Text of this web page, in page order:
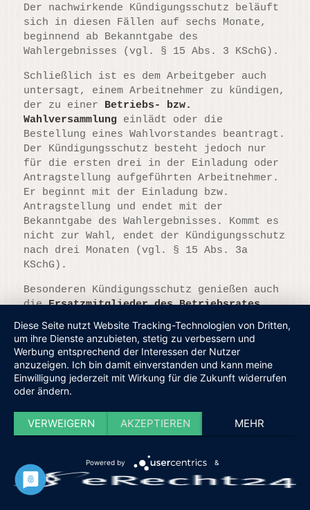
Der nachwirkende Kündigungsschutz beläuft
sich in diesen Fällen auf sechs Monate,
beginnend ab Bekanntgabe des
Wahlergebnisses (vgl. § 15 Abs. 3 KSchG).
Schließlich ist es dem Arbeitgeber auch
untersagt, einem Arbeitnehmer zu kündigen,
der zu einer Betriebs- bzw.
Wahlversammlung einlädt oder die
Bestellung eines Wahlvorstandes beantragt.
Der Kündigungsschutz besteht jedoch nur
für die ersten drei in der Einladung oder
Antragstellung aufgeführten Arbeitnehmer.
Er beginnt mit der Einladung bzw.
Antragstellung und endet mit der
Bekanntgabe des Wahlergebnisses. Kommt es
nicht zur Wahl, endet der Kündigungsschutz
nach drei Monaten (vgl. § 15 Abs. 3a
KSchG).
Besonderen Kündigungsschutz genießen auch
dieErsatzmitglieder des Betriebsrates,
die wegen der zeitweiligen Verhinderung
eines regulären Betriebsratsmitgliedes
tätig geworden sind.
Nach den genannten Vorschriften ist die
ordentliche Kündigung ausgeschlossen.
außerordentlich fristlos zu kündigen.
fristlose Kündigung kann z. B.
gerechtfertigt sein, wenn ein
Betriebsratsmitglied Straftaten gegen den
Diese Seite nutzt Website Tracking-Technologien von Dritten,
um ihre Dienste anzubieten, stetig zu verbessern und
Werbung entsprechend der Interessen der Nutzer
anzuzeigen. Ich bin damit einverstanden und kann meine
Einwilligung jederzeit mit Wirkung für die Zukunft widerrufen
oder ändern.
VERWEIGERN AKZEPTIEREN MEHR
Powered by &